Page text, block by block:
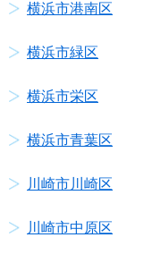
横浜市港南区
横浜市緑区
横浜市栄区
横浜市青葉区
川崎市川崎区
川崎市中原区